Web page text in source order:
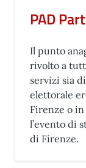
PAD
Il punto
rivolto a
servizi sia
elettorale
Firenze o
l’evento di
di Firenze.